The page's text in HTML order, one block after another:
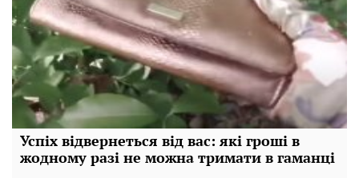
Успіх відвернеться від вас: які гроші в
жодному разі не можна тримати в гаманці